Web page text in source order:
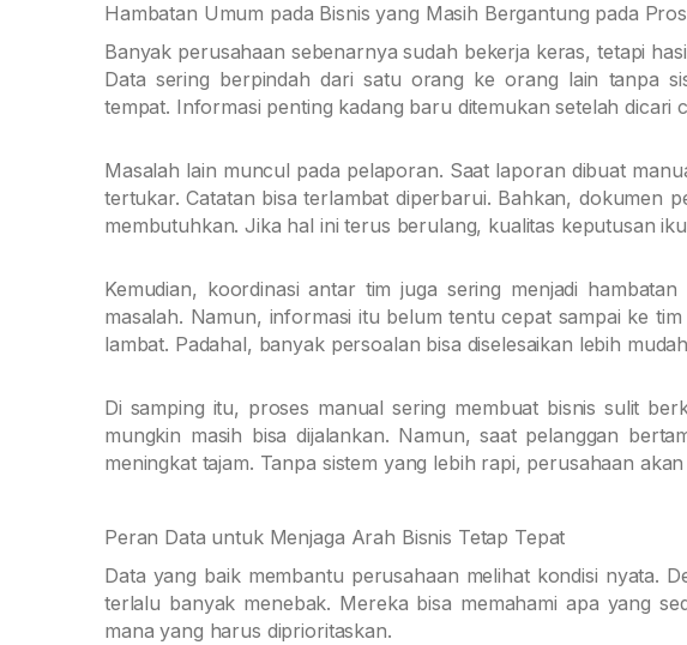
Hambatan Umum pada Bisnis yang Masih Bergantung pada
Banyak perusahaan sebenarnya sudah bekerja keras, tetapi
Data sering berpindah dari satu orang ke orang lain tanpa
tempat. Informasi penting kadang baru ditemukan setelah dicari
Masalah lain muncul pada pelaporan. Saat laporan dibuat
tertukar. Catatan bisa terlambat diperbarui. Bahkan, dokumen
membutuhkan. Jika hal ini terus berulang, kualitas keputusan
Kemudian, koordinasi antar tim juga sering menjadi
masalah. Namun, informasi itu belum tentu cepat sampai ke
lambat. Padahal, banyak persoalan bisa diselesaikan lebih
Di samping itu, proses manual sering membuat bisnis sulit
mungkin masih bisa dijalankan. Namun, saat pelanggan
meningkat tajam. Tanpa sistem yang lebih rapi, perusahaan
Peran Data untuk Menjaga Arah Bisnis Tetap Tepat
Data yang baik membantu perusahaan melihat kondisi nyata.
terlalu banyak menebak. Mereka bisa memahami apa yang
mana yang harus diprioritaskan.